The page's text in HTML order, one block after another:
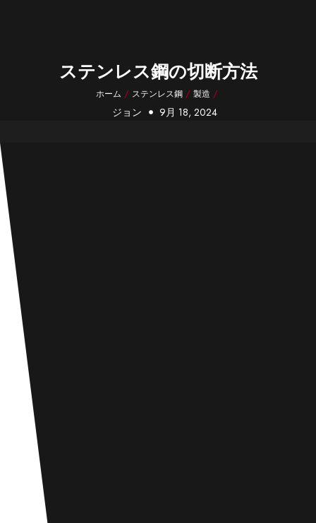
ステンレス鋼の切断方法
ホーム / ステンレス鋼/ 製造 /
ジョン 9月 18, 2024